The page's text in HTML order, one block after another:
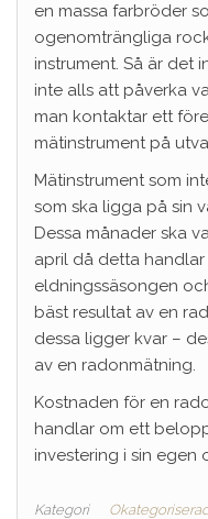
en massa farbröder
ogenomträngliga
instrument. Så är det
inte alls att påverka
man kontaktar ett
mätinstrument på
Mätinstrument som
som ska ligga på sin
Dessa månader ska
april då detta
eldningssäsongen
bäst resultat av en
dessa ligger kvar –
av en radonmätning.
Kostnaden för en
handlar om ett
investering i sin egen
Kategori